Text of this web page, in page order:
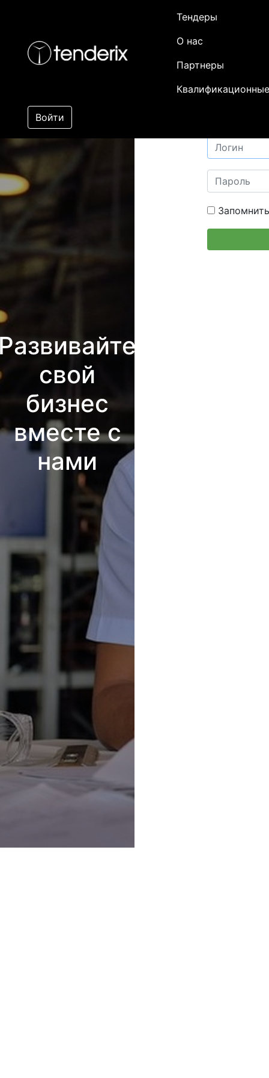
Тендеры
О нас
Партнеры
Войти
свой
бизнес
вместе с
нами